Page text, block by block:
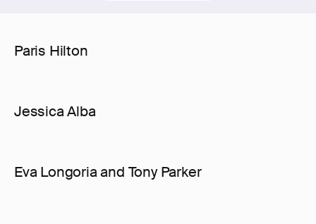
Paris Hilton
Jessica Alba
Eva Longoria and Tony Parker